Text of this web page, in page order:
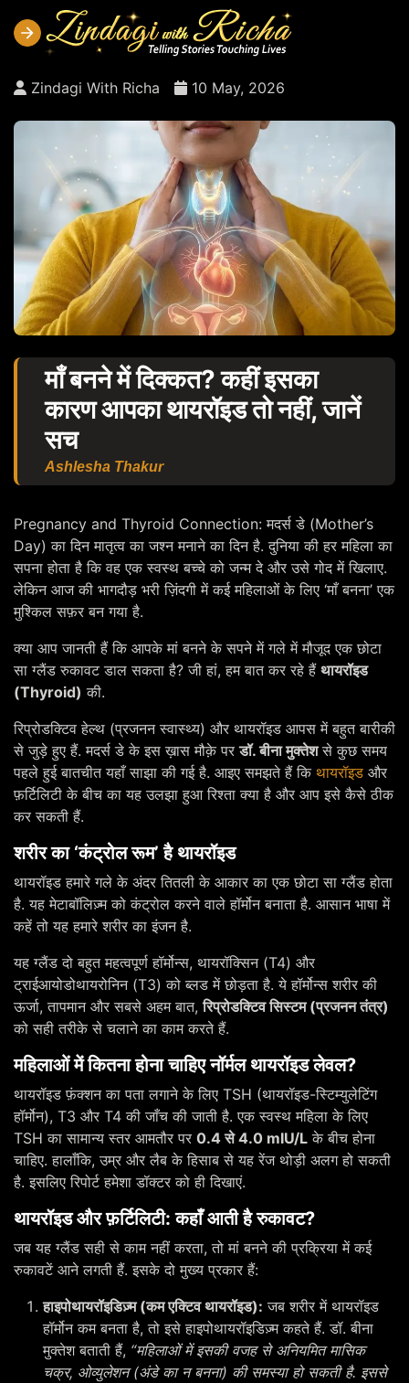
Zindagi With Richa 10 May, 2026
माँ बनने में दिक्कत? कहीं इसका
कारण आपका थायरॉइड तो नहीं, जानें
सच
Ashlesha Thakur
Pregnancy and Thyroid Connection: मदर्स डे (Mother’s
Day) का दिन मातृत्व का जश्न मनाने का दिन है. दुनिया की हर महिला का
सपना होता है कि वह एक स्वस्थ बच्चे को जन्म दे और उसे गोद में खिलाए.
लेकिन आज की भागदौड़ भरी ज़िंदगी में कई महिलाओं के लिए ‘माँ बनना’ एक
मुश्किल सफ़र बन गया है.
क्या आप जानती हैं कि आपके मां बनने के सपने में गले में मौजूद एक छोटा
सा ग्लैंड रुकावट डाल सकता है? जी हां, हम बात कर रहे हैं थायरॉइड
(Thyroid) की.
रिप्रोडक्टिव हेल्थ (प्रजनन स्वास्थ्य) और थायरॉइड आपस में बहुत बारीकी
से जुड़े हुए हैं. मदर्स डे के इस ख़ास मौक़े परडॉ. बीना मुक्तेशसे कुछ समय
पहले हुई बातचीत यहाँ साझा की गई है. आइए समझते हैं कि थायरॉइड और
फ़र्टिलिटी के बीच का यह उलझा हुआ रिश्ता क्या है और आप इसे कैसे ठीक
कर सकती हैं.
शरीर का ‘कंट्रोल रूम’ है थायरॉइड
थायरॉइड हमारे गले के अंदर तितली के आकार का एक छोटा सा ग्लैंड होता
है. यह मेटाबॉलिज़्म को कंट्रोल करने वाले हॉर्मोन बनाता है. आसान भाषा में
कहें तो यह हमारे शरीर का इंजन है.
यह ग्लैंड दो बहुत महत्वपूर्ण हॉर्मोन्स, थायरॉक्सिन (T4) और
ट्राईआयोडोथायरोनिन (T3) को ब्लड में छोड़ता है. ये हॉर्मोन्स शरीर की
ऊर्जा, तापमान और सबसे अहम बात,रिप्रोडक्टिव सिस्टम (प्रजनन तंत्र)
को सही तरीके से चलाने का काम करते हैं.
महिलाओं में कितना होना चाहिए नॉर्मल थायरॉइड लेवल?
थायरॉइड फ़ंक्शन का पता लगाने के लिए TSH (थायरॉइड-स्टिम्युलेटिंग
हॉर्मोन), T3 और T4 की जाँच की जाती है. एक स्वस्थ महिला के लिए
TSH का सामान्य स्तर आमतौर पर 0.4 से 4.0 mIU/L के बीच होना
चाहिए. हालाँकि, उम्र और लैब के हिसाब से यह रेंज थोड़ी अलग हो सकती
है. इसलिए रिपोर्ट हमेशा डॉक्टर को ही दिखाएं.
थायरॉइड और फ़र्टिलिटी: कहाँ आती है रुकावट?
जब यह ग्लैंड सही से काम नहीं करता, तो मां बनने की प्रक्रिया में कई
रुकावटें आने लगती हैं. इसके दो मुख्य प्रकार हैं:
हाइपोथायरॉइडिज़्म (कम एक्टिव थायरॉइड): जब शरीर में थायरॉइड
हॉर्मोन कम बनता है, तो इसे हाइपोथायरॉइडिज़्म कहते हैं. डॉ. बीना
मुक्तेश बताती हैं, “महिलाओं में इसकी वजह से अनियमित मासिक
चक्र, ओव्युलेशन (अंडे का न बनना) की समस्या हो सकती है. इससे